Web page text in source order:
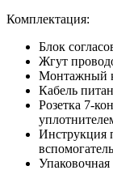
Комплектация:
Блок
Жгут
Монтажный
Кабель
Розетка 7-
Инструкция